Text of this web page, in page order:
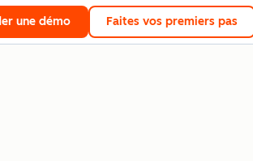
une démo Faites vos premiers pas